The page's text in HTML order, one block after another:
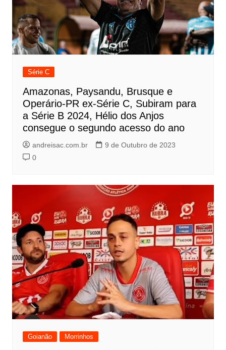
Série C
Amazonas, Paysandu, Brusque e
Operário-PR ex-Série C, Subiram para
a Série B 2024, Hélio dos Anjos
consegue o segundo acesso do ano
andreisac.com.br
9 de Outubro de 2023
0
Goianão Morrinhos